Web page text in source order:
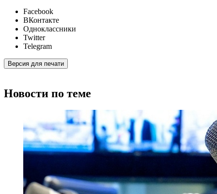
Facebook
ВКонтакте
Одноклассники
Twitter
Telegram
Версия для печати
Новости по теме